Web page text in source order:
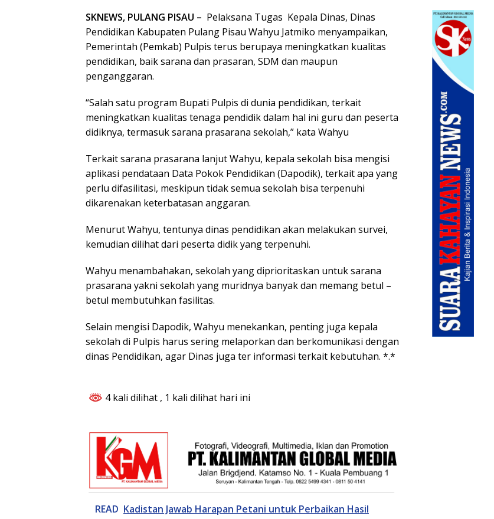
SKNEWS, PULANG PISAU – Pelaksana Tugas Kepala Dinas, Dinas
Pendidikan Kabupaten Pulang Pisau Wahyu Jatmiko menyampaikan,
Pemerintah (Pemkab) Pulpis terus berupaya meningkatkan kualitas
pendidikan, baik sarana dan prasaran, SDM dan maupun
penganggaran.
“Salah satu program Bupati Pulpis di dunia pendidikan, terkait
meningkatkan kualitas tenaga pendidik dalam hal ini guru dan peserta
didiknya, termasuk sarana prasarana sekolah,” kata Wahyu
Terkait sarana prasarana lanjut Wahyu, kepala sekolah bisa mengisi
aplikasi pendataan Data Pokok Pendidikan (Dapodik), terkait apa yang
perlu difasilitasi, meskipun tidak semua sekolah bisa terpenuhi
dikarenakan keterbatasan anggaran.
Menurut Wahyu, tentunya dinas pendidikan akan melakukan survei,
kemudian dilihat dari peserta didik yang terpenuhi.
Wahyu menambahakan, sekolah yang diprioritaskan untuk sarana
prasarana yakni sekolah yang muridnya banyak dan memang betul –
betul membutuhkan fasilitas.
Selain mengisi Dapodik, Wahyu menekankan, penting juga kepala
sekolah di Pulpis harus sering melaporkan dan berkomunikasi dengan
dinas Pendidikan, agar Dinas juga ter informasi terkait kebutuhan. *.*
4 kali dilihat , 1 kali dilihat hari ini
READ Kadistan Jawab Harapan Petani untuk Perbaikan Hasil